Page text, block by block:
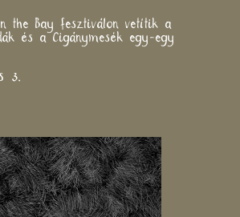
the Bay fesztiválon vetítik a
és a Cigánymesék egy-egy
3.